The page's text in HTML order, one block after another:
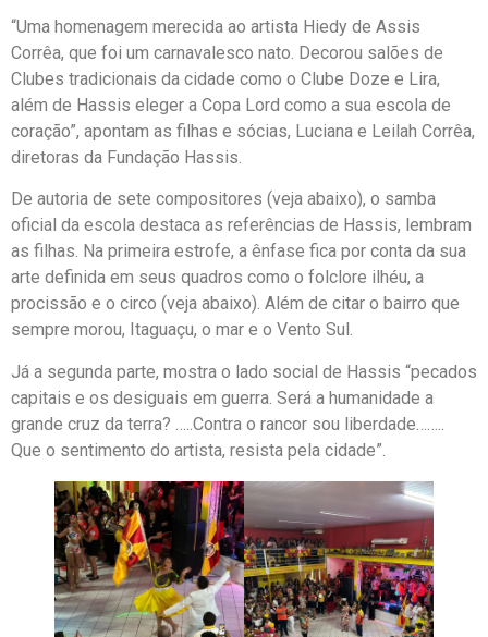
“Uma homenagem merecida ao artista Hiedy de Assis
Corrêa, que foi um carnavalesco nato. Decorou salões de
Clubes tradicionais da cidade como o Clube Doze e Lira,
além de Hassis eleger a Copa Lord como a sua escola de
coração”, apontam as filhas e sócias, Luciana e Leilah Corrêa,
diretoras da Fundação Hassis.
De autoria de sete compositores (veja abaixo), o samba
oficial da escola destaca as referências de Hassis, lembram
as filhas. Na primeira estrofe, a ênfase fica por conta da sua
arte definida em seus quadros como o folclore ilhéu, a
procissão e o circo (veja abaixo). Além de citar o bairro que
sempre morou, Itaguaçu, o mar e o Vento Sul.
Já a segunda parte, mostra o lado social de Hassis “pecados
capitais e os desiguais em guerra. Será a humanidade a
grande cruz da terra? …..Contra o rancor sou liberdade……..
Que o sentimento do artista, resista pela cidade”.